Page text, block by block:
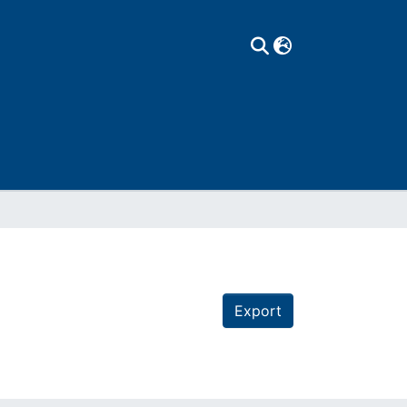
Export